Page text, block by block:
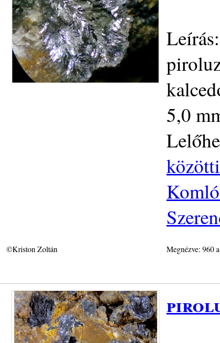
5,0
©Kriston Zoltán Megnézve: 960